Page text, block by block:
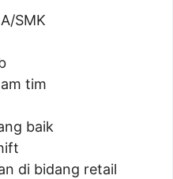
SMK
tim
baik
di bidang retail